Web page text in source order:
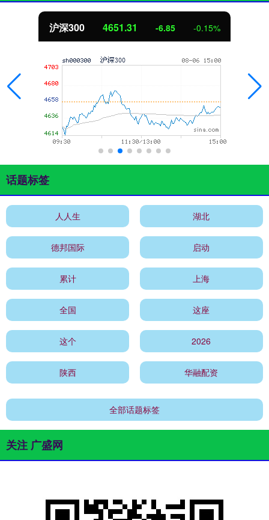
沪深300 4651.31 -6.85 -0.15%
话题标签
人人生 湖北
德邦国际 启动
累计 上海
全国 这座
这个 2026
陕西 华融配资
全部话题标签
关注 广盛网